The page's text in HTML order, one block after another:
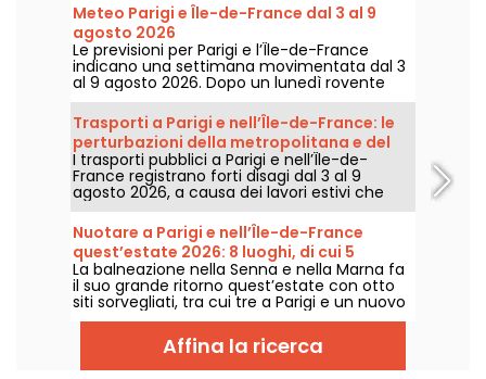
Meteo Parigi e Île-de-France dal 3 al 9
agosto 2026
Le previsioni per Parigi e l’Île-de-France
indicano una settimana movimentata dal 3
al 9 agosto 2026. Dopo un lunedì rovente
segnato dal rischio di temporali, le
temperature scenderanno
progressivamente prima di tornare a fare sul
serio con tempo più caldo e soleggiato nel
corso del week-end.
Trasporti a Parigi e nell’Île-de-France: le
perturbazioni della metropolitana e del
RER dal 3 al 9 agosto 2026
I trasporti pubblici a Parigi e nell’Île-de-
France registrano forti disagi dal 3 al 9
agosto 2026, a causa dei lavori estivi che
pesano particolarmente su alcune linee,
secondo RATP e SNCF.
Nuotare a Parigi e nell’Île-de-France
quest’estate 2026: 8 luoghi, di cui 5
gratuiti, lungo la Senna e la Marna
La balneazione nella Senna e nella Marna fa
il suo grande ritorno quest’estate con otto
siti sorvegliati, tra cui tre a Parigi e un nuovo
punto di balneazione proprio in Seine-Saint-
Denis. Ci attendono a partire dal 20 giugno
per alcuni e dal 4 luglio per gli altri, fino al
termine di agosto 2026.
Affina la ricerca